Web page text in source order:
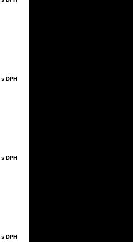
s DPH
s DPH
s DPH